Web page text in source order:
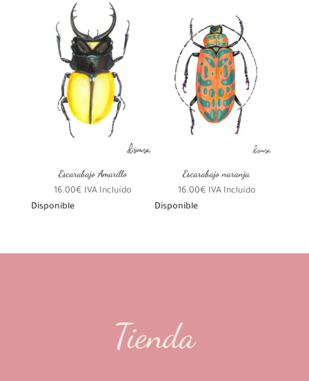
Escarabajo Amarillo
16.00€ IVA Incluído
Disponible
Escarabajo naranja
16.00€ IVA Incluído
Disponible
Tienda